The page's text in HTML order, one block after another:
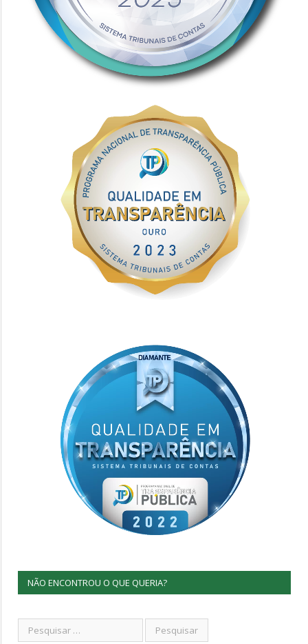
NÃO ENCONTROU O QUE QUERIA?